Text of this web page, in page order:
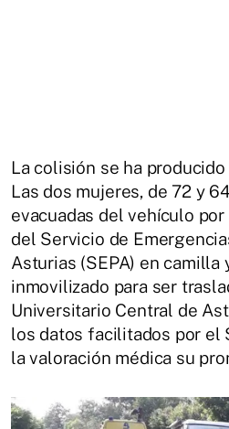
La colisión se ha
Las dos mujeres, de 72 y
evacuadas del vehículo
del Servicio de
Asturias (SEPA) en camilla
inmovilizado para ser
Universitario Central de
los datos facilitados por el
la valoración médica su